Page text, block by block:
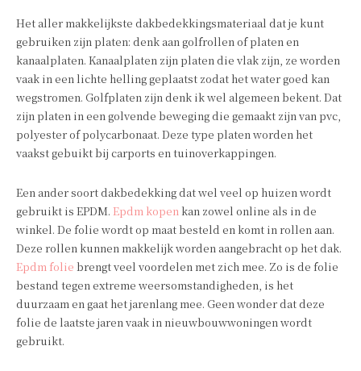
Het aller makkelijkste dakbedekkingsmateriaal dat je kunt
gebruiken zijn platen: denk aan golfrollen of platen en
kanaalplaten. Kanaalplaten zijn platen die vlak zijn, ze worden
vaak in een lichte helling geplaatst zodat het water goed kan
wegstromen. Golfplaten zijn denk ik wel algemeen bekent. Dat
zijn platen in een golvende beweging die gemaakt zijn van pvc,
polyester of polycarbonaat. Deze type platen worden het
vaakst gebuikt bij carports en tuinoverkappingen.
Een ander soort dakbedekking dat wel veel op huizen wordt
gebruikt is EPDM. Epdm kopen kan zowel online als in de
winkel. De folie wordt op maat besteld en komt in rollen aan.
Deze rollen kunnen makkelijk worden aangebracht op het dak.
Epdm folie brengt veel voordelen met zich mee. Zo is de folie
bestand tegen extreme weersomstandigheden, is het
duurzaam en gaat het jarenlang mee. Geen wonder dat deze
folie de laatste jaren vaak in nieuwbouwwoningen wordt
gebruikt.